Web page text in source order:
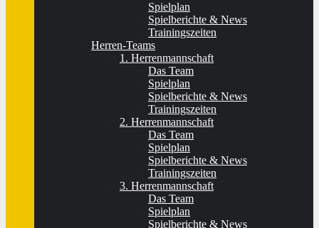
Spielplan
Spielberichte & News
Trainingszeiten
Herren-Teams
1. Herrenmannschaft
Das Team
Spielplan
Spielberichte & News
Trainingszeiten
2. Herrenmannschaft
Das Team
Spielplan
Spielberichte & News
Trainingszeiten
3. Herrenmannschaft
Das Team
Spielplan
Spielberichte & News